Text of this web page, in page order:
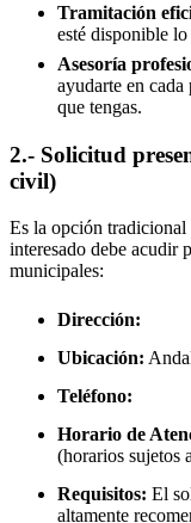
Tramitación
esté disponible
Asesoría
ayudarte en
que tengas.
2.- Solicitud
civil)
Es la opción tradicional
interesado debe acudir
municipales:
Dirección:
Ubicación:
Teléfono:
Horario de
(horarios sujetos
Requisitos: El
altamente